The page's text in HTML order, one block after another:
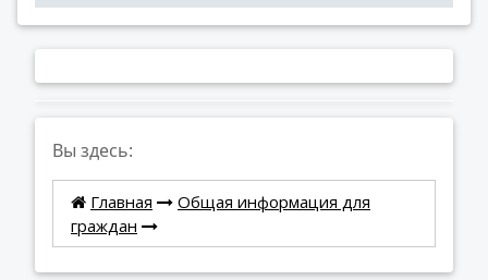
Вы здесь:
Главная
Общая информация для
граждан